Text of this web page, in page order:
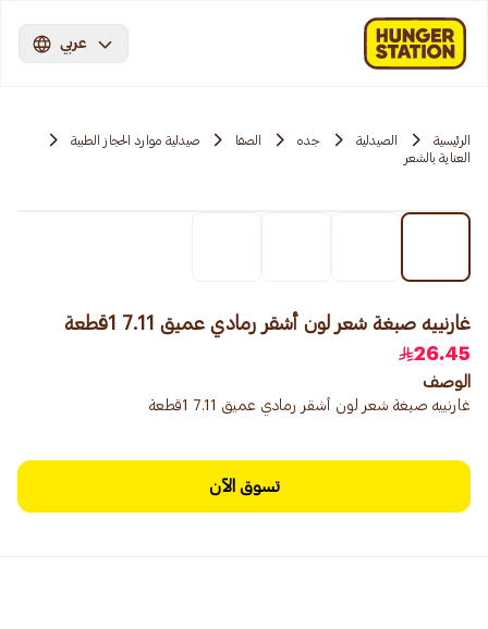
عربي
الرئيسية الصيدلية جده الصفا
صيدلية موارد الحجاز الطبية
العناية بالشعر
غارنييه صبغة شعر لون أشقر رمادي عميق 7.11 1قطعة
26.45
الوصف
غارنييه صبغة شعر لون أشقر رمادي عميق 7.11 1قطعة
تسوق الآن